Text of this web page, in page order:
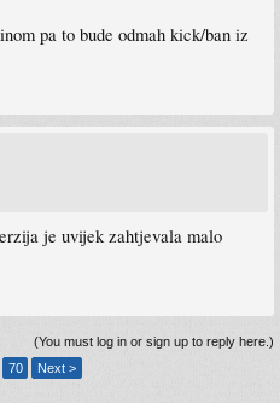
pa to bude odmah kick/ban iz
je uvijek zahtjevala malo
(You must log in or sign up to reply here.)
70 Next >